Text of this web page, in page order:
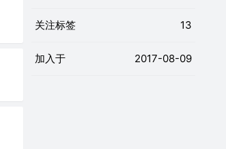
关注标签 13
加入于 2017-08-09